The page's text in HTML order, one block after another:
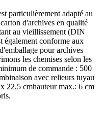
particulièrement adapté au
d'archives en qualité
au vieillissement (DIN
également conforme aux
pour archives
les chemises selon les
de commande : 500
avec relieurs tuyau
22,5 cmhauteur max.: 6 cm